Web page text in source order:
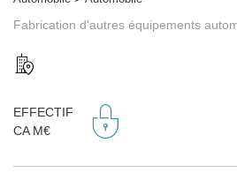
Fabrication d'autres équipements
EFFECTIF
CA M€